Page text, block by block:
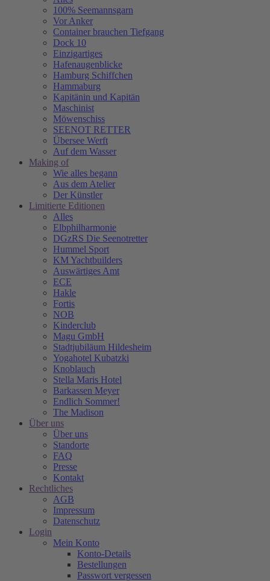
100% Seemannsgarn
Vor Anker
Container brauchen Tiefgang
Dock 10
Einzigartiges
Hafenaugen­blicke
Hamburg Schiffchen
Hammaburg
Kapitänin und Kapitän
Maschinist
Möwenschiss
SEENOT RETTER
Übersee Werft
Auf dem Wasser
Making of
Wie alles begann
Aus dem Atelier
Der Künstler
Limitierte Editionen
Alles
Elbphilharmonie
DGzRS Die Seenotretter
Hummel Sport
KM Yachtbuilders
Auswärtiges Amt
ECE
Hakle
Fortis
NOB
Kinderclub
Magu GmbH
Stadtjubiläum Hildesheim
Yogahotel Kubatzki
Knoblauch
Stella Maris Hotel
Barkassen Meyer
Endlich Sommer!
The Madison
Über uns
Über uns
Standorte
FAQ
Presse
Kontakt
Rechtliches
AGB
Impressum
Datenschutz
Login
Mein Konto
Konto-Details
Bestellungen
Passwort vergessen